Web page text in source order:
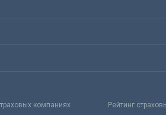
компаниях Рейтинг